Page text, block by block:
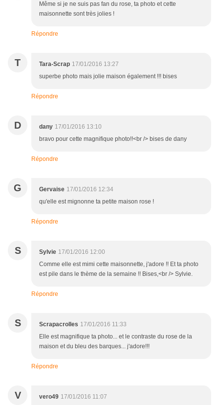
Même si je ne suis pas fan du rose, ta photo et cette
maisonnette sont très jolies !
Répondre
T Tara-Scrap 17/01/2016 13:27
superbe photo mais jolie maison également !!! bises
Répondre
D dany 17/01/2016 13:10
bravo pour cette magnifique photo!!<br /> bises de dany
Répondre
G Gervaise 17/01/2016 12:34
qu'elle est mignonne ta petite maison rose !
Répondre
S Sylvie 17/01/2016 12:00
Comme elle est mimi cette maisonnette, j'adore !! Et ta photo
est pile dans le thème de la semaine !! Bises,<br /> Sylvie.
Répondre
S Scrapacrolles 17/01/2016 11:33
Elle est magnifique ta photo... et le contraste du rose de la
maison et du bleu des barques... j'adore!!!
Répondre
V vero49 17/01/2016 11:07